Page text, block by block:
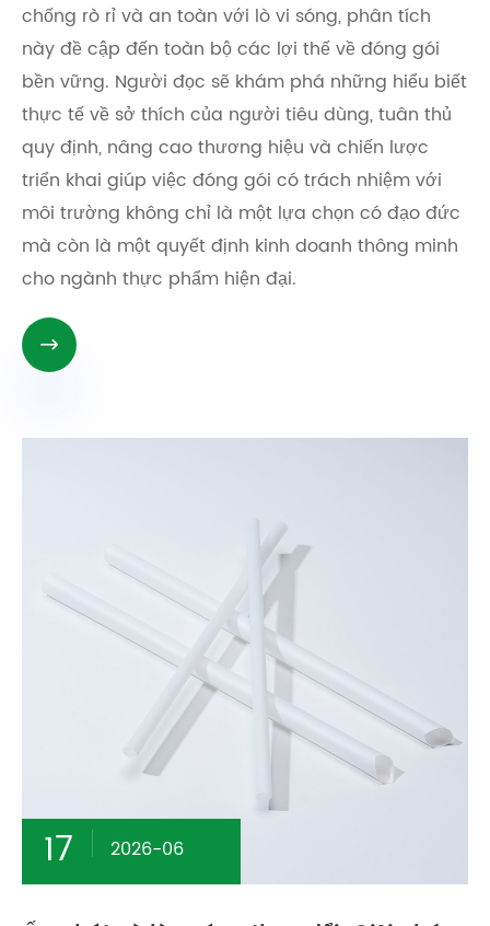
chống rò rỉ và an toàn với lò vi sóng, phân tích
này đề cập đến toàn bộ các lợi thế về đóng gói
bền vững. Người đọc sẽ khám phá những hiểu biết
thực tế về sở thích của người tiêu dùng, tuân thủ
quy định, nâng cao thương hiệu và chiến lược
triển khai giúp việc đóng gói có trách nhiệm với
môi trường không chỉ là một lựa chọn có đạo đức
mà còn là một quyết định kinh doanh thông minh
cho ngành thực phẩm hiện đại.

17 2026-06